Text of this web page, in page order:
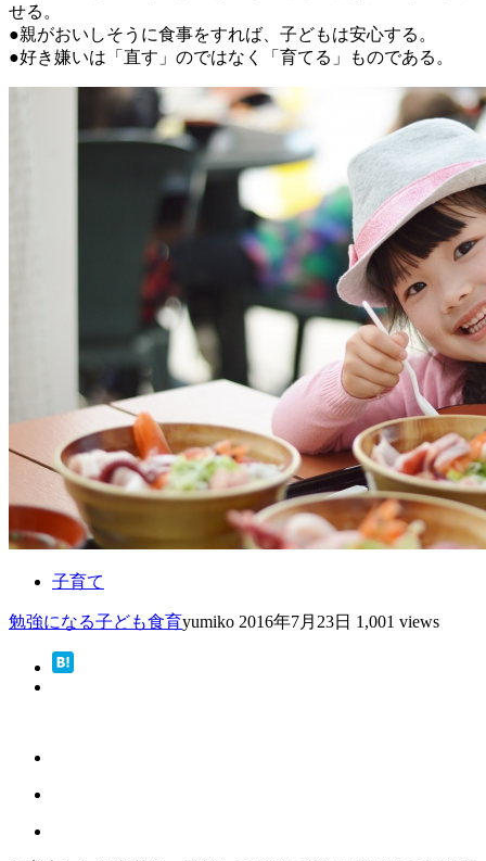
せる。
●親がおいしそうに食事をすれば、子どもは安心する。
●好き嫌いは「直す」のではなく「育てる」ものである。
子育て
勉強になる子ども食育yumiko 2016年7月23日 1,001 views